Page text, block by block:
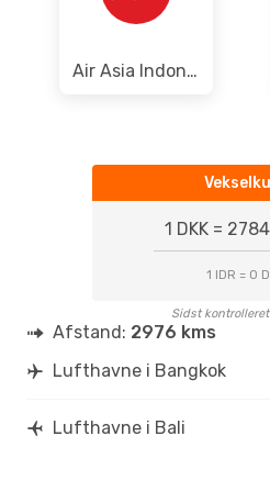
Air Asia Indonesia
1 DKK =
1 IDR = 0
Sidst kontrolleret
Afstand: 2976 kms
Lufthavne i Bangkok
Lufthavne i Bali